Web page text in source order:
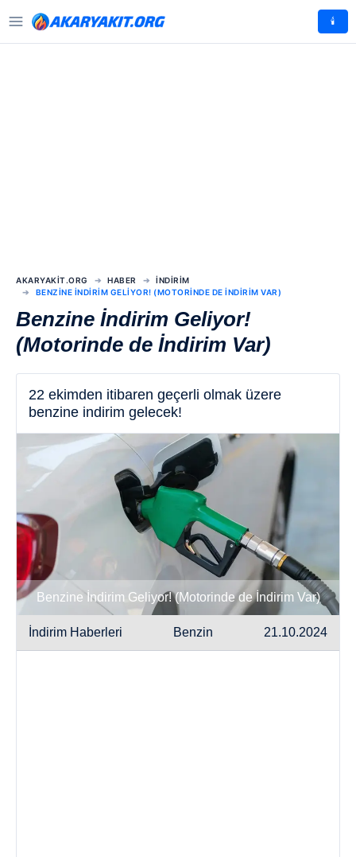
🕯️
AKARYAKIT.ORG HABER
İNDIRIM
BENZINE İNDIRIM GELIYOR! (MOTORINDE DE İNDIRIM VAR)
Benzine İndirim Geliyor!
(Motorinde de İndirim Var)
22 ekimden itibaren geçerli olmak üzere
benzine indirim gelecek!
Benzine İndirim Geliyor! (Motorinde de İndirim Var)
İndirim Haberleri Benzin 21.10.2024